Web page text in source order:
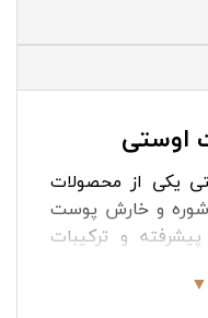
اوستی
یکی از محصولات
شوره و خارش پوست
و ترکیبات
خشک، معمولی و فر